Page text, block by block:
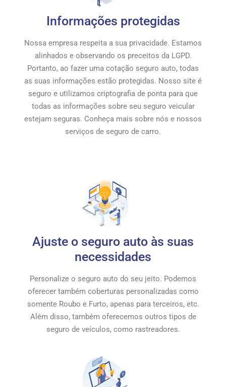
Informações protegidas
Nossa empresa respeita a sua privacidade. Estamos
alinhados e observando os preceitos da LGPD.
Portanto, ao fazer uma cotação seguro auto, todas
as suas informações estão protegidas. Nosso site é
seguro e utilizamos criptografia de ponta para que
todas as informações sobre seu seguro veicular
estejam seguras. Conheça mais sobre nós e nossos
serviços de seguro de carro.
Ajuste o seguro auto às suas
necessidades
Personalize o seguro auto do seu jeito. Podemos
oferecer também coberturas personalizadas como
somente Roubo e Furto, apenas para terceiros, etc.
Além disso, também oferecemos outros tipos de
seguro de veículos, como rastreadores.